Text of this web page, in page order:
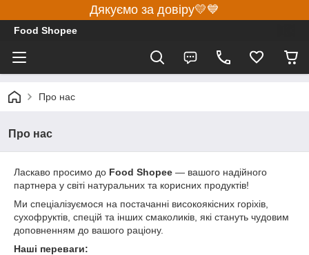
Дякуємо за довіру💛💙
Food Shopee
Про нас
Про нас
Ласкаво просимо до Food Shopee — вашого надійного
партнера у світі натуральних та корисних продуктів!
Ми спеціалізуємося на постачанні високоякісних горіхів,
сухофруктів, спецій та інших смаколиків, які стануть чудовим
доповненням до вашого раціону.
Наші переваги: